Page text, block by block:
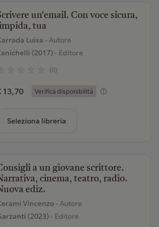
un'email. Con voce sicura,
tua
Luisa - Autore
(2017)- Editore
(0)
13,70 Verifica disponibilità
Seleziona libreria
a un giovane scrittore.
cinema, teatro, radio.
ediz.
Vincenzo - Autore
(2023)- Editore